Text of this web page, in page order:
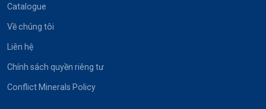
Catalogue
Về chúng tôi
Liên hệ
Chính sách quyền riêng tư
Conflict Minerals Policy